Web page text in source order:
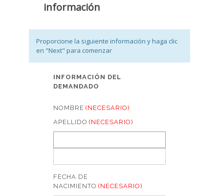
información
Proporcione la siguiente información y haga clic
en "Next" para comenzar
INFORMACIÓN DEL
DEMANDADO
NOMBRE (NECESARIO)
APELLIDO (NECESARIO)
FECHA DE
NACIMIENTO (NECESARIO)